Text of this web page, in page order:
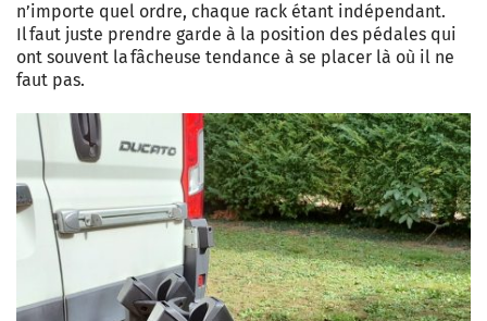
n’importe quel ordre, chaque rack étant indépendant.
Il faut juste prendre garde à la position des pédales qui
ont souvent la fâcheuse tendance à se placer là où il ne
faut pas.